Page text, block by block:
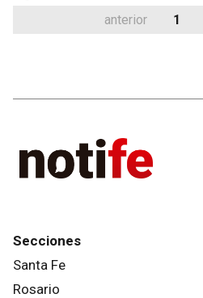
anterior 1
Secciones
Santa Fe
Rosario